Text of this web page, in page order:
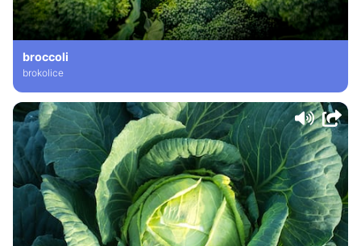
broccoli
brokolice